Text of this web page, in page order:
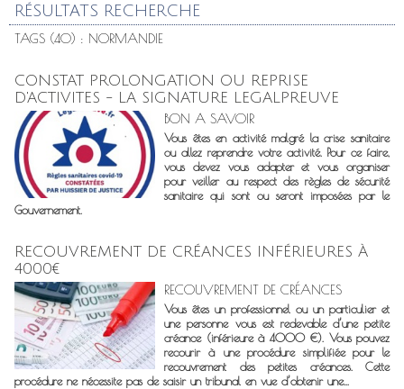
RÉSULTATS RECHERCHE
TAGS (40) : NORMANDIE
CONSTAT PROLONGATION OU REPRISE
D'ACTIVITES - LA SIGNATURE LEGALPREUVE
BON A SAVOIR
Vous êtes en activité malgré la crise sanitaire
ou allez reprendre votre activité. Pour ce faire,
vous devez vous adapter et vous organiser
pour veiller au respect des règles de sécurité
sanitaire qui sont ou seront imposées par le
Gouvernement.
RECOUVREMENT DE CRÉANCES INFÉRIEURES À
4000€
RECOUVREMENT DE CRÉANCES
Vous êtes un professionnel ou un particulier et
une personne vous est redevable d’une petite
créance (inférieure à 4000 €). Vous pouvez
recourir à une procédure simplifiée pour le
recouvrement des petites créances. Cette
procédure ne nécessite pas de saisir un tribunal en vue d’obtenir une...